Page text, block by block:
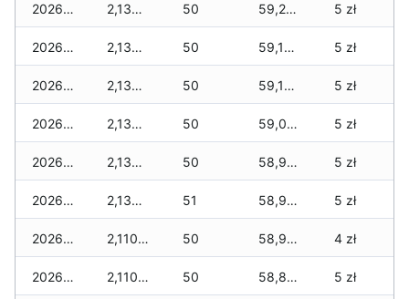
2026-03-07 2,130 zł 50 59,280 zł 5 zł
2026-03-06 2,130 zł 50 59,150 zł 5 zł
2026-03-05 2,130 zł 50 59,100 zł 5 zł
2026-03-04 2,130 zł 50 59,070 zł 5 zł
2026-03-03 2,130 zł 50 58,950 zł 5 zł
2026-03-02 2,130 zł 51 58,940 zł 5 zł
2026-03-01 2,110 zł 50 58,920 zł 4 zł
2026-02-27 2,110 zł 50 58,810 zł 5 zł